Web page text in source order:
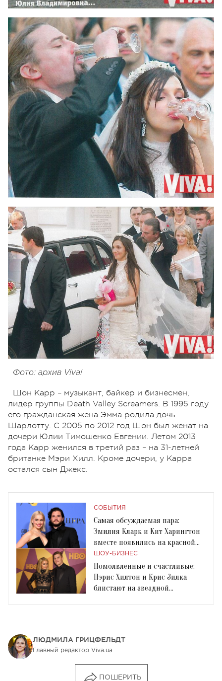
Фото: архив Viva!
Шон Карр – музыкант, байкер и бизнесмен,
лидер группы Death Valley Screamers. В 1995 году
его гражданская жена Эмма родила дочь
Шарлотту. С 2005 по 2012 год Шон был женат на
дочери Юлии Тимошенко Евгении. Летом 2013
года Карр женился в третий раз – на 31-летней
британке Мэри Хилл. Кроме дочери, у Карра
остался сын Джекс.
СОБЫТИЯ
Самая обсуждаемая пара:
Эмилия Кларк и Кит Харингтон
вместе появились на красной
дорожке
ШОУ-БИЗНЕС
Помолвленные и счастливые:
Пэрис Хилтон и Крис Зилка
блистают на звездной
ЛЮДМИЛА ГРИЦФЕЛЬДТ
Главный редактор Viva.ua
ПОШЕРИТЬ